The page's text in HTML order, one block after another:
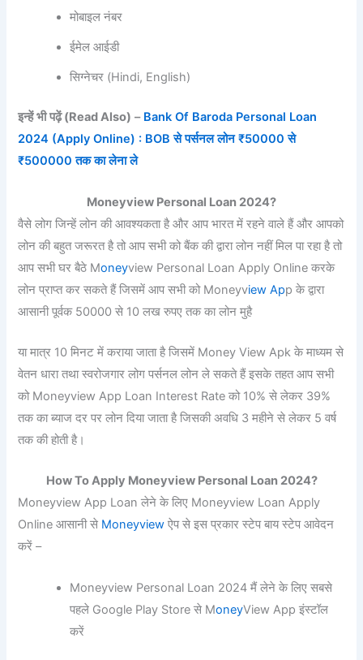
मोबाइल नंबर
ईमेल आईडी
सिग्नेचर (Hindi, English)
इन्हें भी पढ़ें(Read Also) – Bank Of Baroda Personal Loan
2024 (Apply Online) : BOB से पर्सनल लोन ₹50000 से
₹500000 तक का लेना ले
Moneyview Personal Loan 2024?
वैसे लोग जिन्हें लोन की आवश्यकता है और आप भारत में रहने वाले हैं और आपको
लोन की बहुत जरूरत है तो आप सभी को बैंक की द्वारा लोन नहीं मिल पा रहा है तो
आप सभी घर बैठे Moneyview Personal Loan Apply Online करके
लोन प्राप्त कर सकते हैं जिसमें आप सभी को Moneyview App के द्वारा
आसानी पूर्वक 50000 से 10 लख रुपए तक का लोन मुहै
या मात्र 10 मिनट में कराया जाता है जिसमें Money View Apk के माध्यम से
वेतन धारा तथा स्वरोजगार लोग पर्सनल लोन ले सकते हैं इसके तहत आप सभी
को Moneyview App Loan Interest Rate को 10% से लेकर 39%
तक का ब्याज दर पर लोन दिया जाता है जिसकी अवधि 3 महीने से लेकर 5 वर्ष
तक की होती है।
How To Apply Moneyview Personal Loan 2024?
Moneyview App Loan लेने के लिए Moneyview Loan Apply
Online आसानी से Moneyview ऐप से इस प्रकार स्टेप बाय स्टेप आवेदन
करें –
Moneyview Personal Loan 2024 मैं लेने के लिए सबसे
पहले Google Play Store से MoneyView App इंस्टॉल
करें